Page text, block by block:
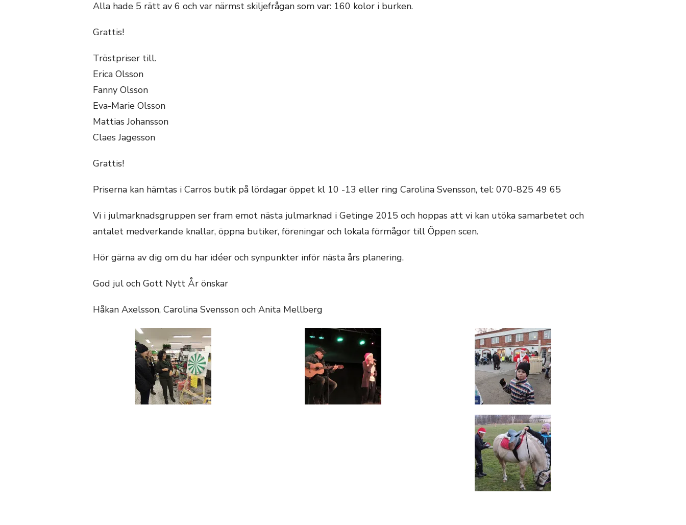
Alla hade 5 rätt av 6 och var närmst skiljefrågan som var: 160 kolor i burken.
Grattis!
Tröstpriser till.
Erica Olsson
Fanny Olsson
Eva-Marie Olsson
Mattias Johansson
Claes Jagesson
Grattis!
Priserna kan hämtas i Carros butik på lördagar öppet kl 10 -13 eller ring Carolina Svensson, tel: 070-825 49 65
Vi i julmarknadsgruppen ser fram emot nästa julmarknad i Getinge 2015 och hoppas att vi kan utöka samarbetet och
antalet medverkande knallar, öppna butiker, föreningar och lokala förmågor till Öppen scen.
Hör gärna av dig om du har idéer och synpunkter inför nästa års planering.
God jul och Gott Nytt År önskar
Håkan Axelsson, Carolina Svensson och Anita Mellberg